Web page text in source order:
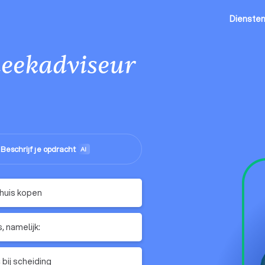
Diensten
Beschrijf je opdracht AI
kopen
namelijk:
scheiding